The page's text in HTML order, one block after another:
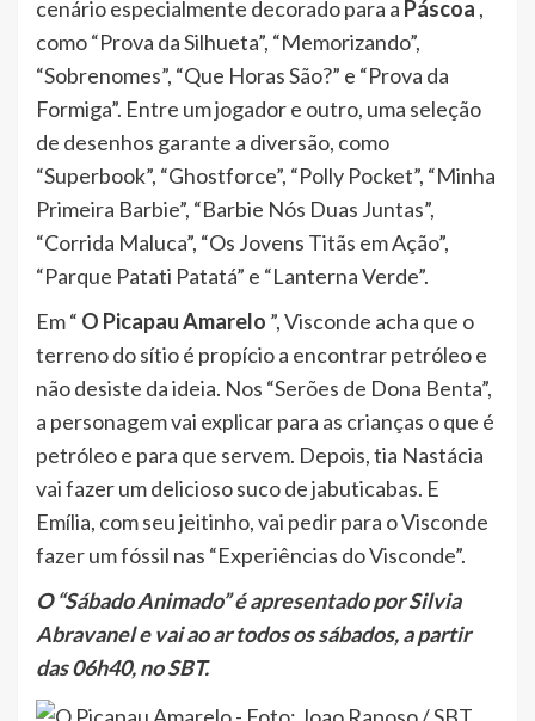
cenário especialmente decorado para a Páscoa ,
como “Prova da Silhueta”, “Memorizando”,
“Sobrenomes”, “Que Horas São?” e “Prova da
Formiga”. Entre um jogador e outro, uma seleção
de desenhos garante a diversão, como
“Superbook”, “Ghostforce”, “Polly Pocket”, “Minha
Primeira Barbie”, “Barbie Nós Duas Juntas”,
“Corrida Maluca”, “Os Jovens Titãs em Ação”,
“Parque Patati Patatá” e “Lanterna Verde”.
Em “ O Picapau Amarelo ”, Visconde acha que o
terreno do sítio é propício a encontrar petróleo e
não desiste da ideia. Nos “Serões de Dona Benta”,
a personagem vai explicar para as crianças o que é
petróleo e para que servem. Depois, tia Nastácia
vai fazer um delicioso suco de jabuticabas. E
Emília, com seu jeitinho, vai pedir para o Visconde
fazer um fóssil nas “Experiências do Visconde”.
O “Sábado Animado” é apresentado por Silvia
Abravanel e vai ao ar todos os sábados, a partir
das 06h40, no SBT.